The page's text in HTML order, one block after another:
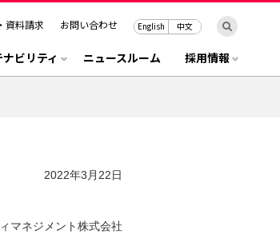
資料請求 お問い合わせ English 中文
ビリティ ニュースルーム 採用情報
2022年3月22日
マネジメント株式会社